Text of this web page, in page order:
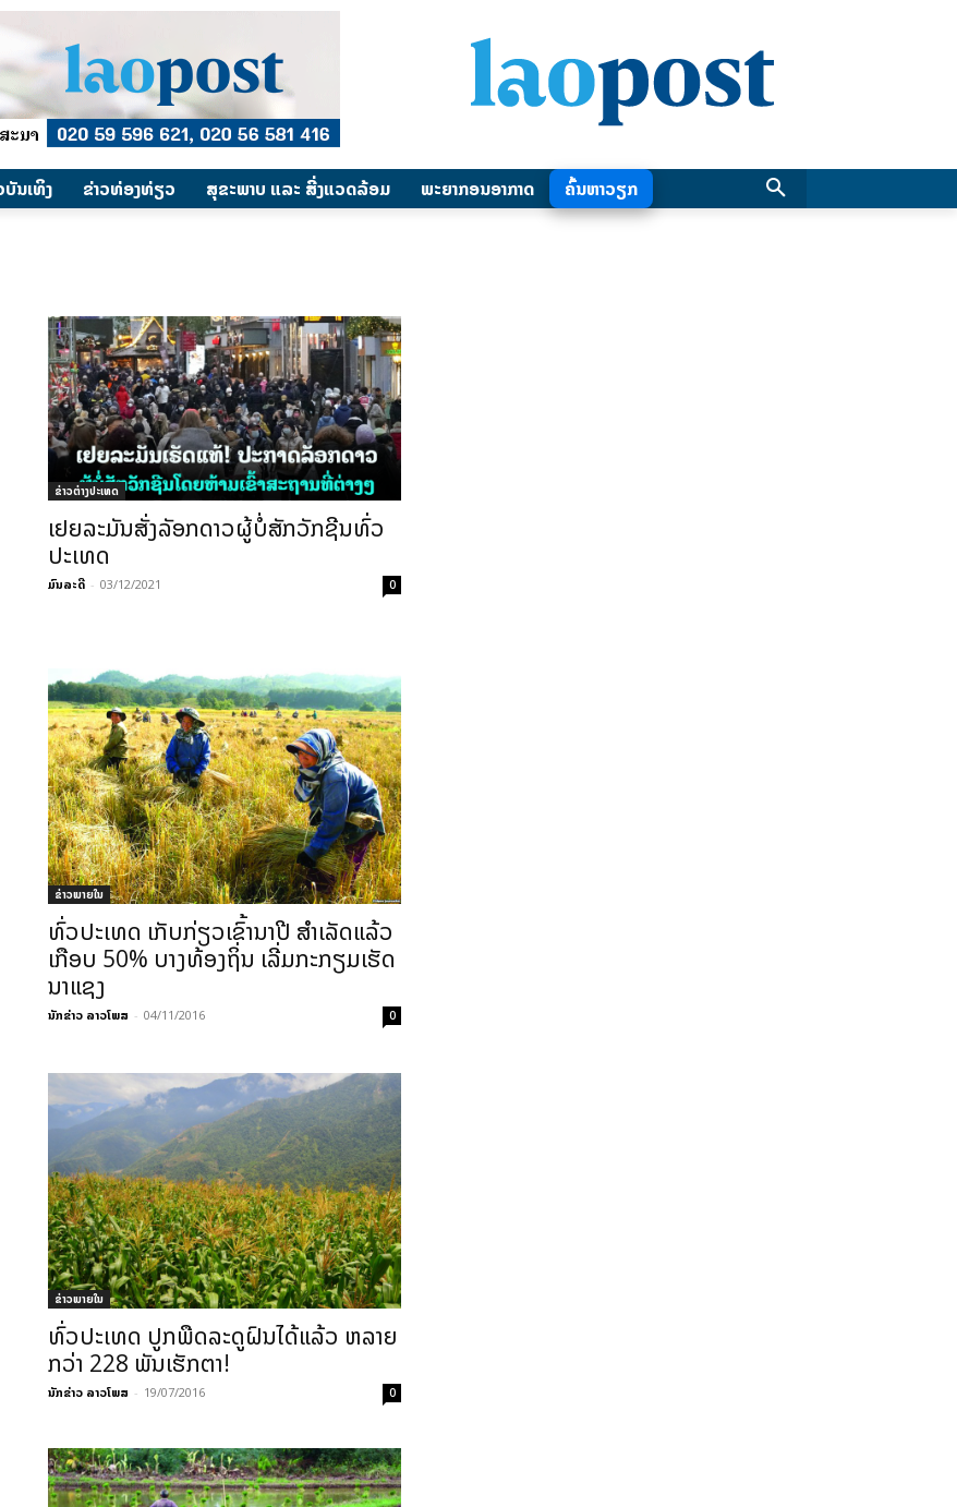
ບັນເທິງ ​ຂ່າວທ່ອງທ່ຽວ ສຸຂະພາບ ແລະ ສີ່ງແວດລ້ອມ ພະຍາກອນອາກາດ ຄົ້ນຫາວຽກ
ຂ່າວຕ່າງປະເທດ
ເຢຍລະມັນສັ່ງລັອກດາວຜູ້ບໍ່ສັກວັກຊີນທົ່ວ
ປະເທດ
ມົນລະດີ - 03/12/2021 0
ຂ່າວພາຍ​ໃນ
ທົ່ວປະເທດ ເກັບກ່ຽວເຂົ້ານາປີ ສຳເລັດແລ້ວ
ເກືອບ 50% ບາງທ້ອງຖິ່ນ ເລີ່ມກະກຽມເຮັດ
ນາແຊງ
ນັກຂ່າວ ລາວໂພສ - 04/11/2016 0
ຂ່າວພາຍ​ໃນ
ທົ່ວປະເທດ ປູກພືດລະດູຝົນໄດ້ແລ້ວ ຫລາຍ
ກວ່າ 228 ພັນເຮັກຕາ!
ນັກຂ່າວ ລາວໂພສ - 19/07/2016 0